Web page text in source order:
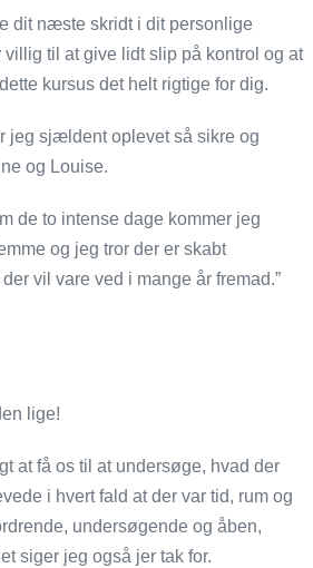
dit næste skridt i dit personlige
villig til at give lidt slip på kontrol og at
kursus det helt rigtige for dig.
jeg sjældent oplevet så sikre og
og Louise.
de to intense dage kommer jeg
og jeg tror der er skabt
vil vare ved i mange år fremad.”
lige!
at få os til at undersøge, hvad der
i hvert fald at der var tid, rum og
undersøgende og åben,
siger jeg også jer tak for.